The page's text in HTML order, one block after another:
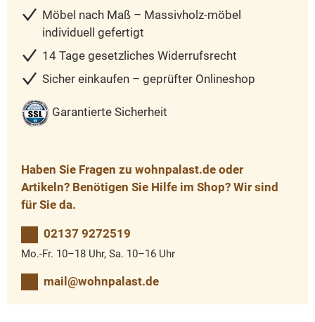
Möbel nach Maß – Massivholz-möbel
individuell gefertigt
14 Tage gesetzliches Widerrufsrecht
Sicher einkaufen – geprüfter Onlineshop
Garantierte Sicherheit
Haben Sie Fragen zu wohnpalast.de oder
Artikeln? Benötigen Sie Hilfe im Shop? Wir sind
für Sie da.
02137 9272519
Mo.-Fr. 10–18 Uhr, Sa. 10–16 Uhr
mail@wohnpalast.de